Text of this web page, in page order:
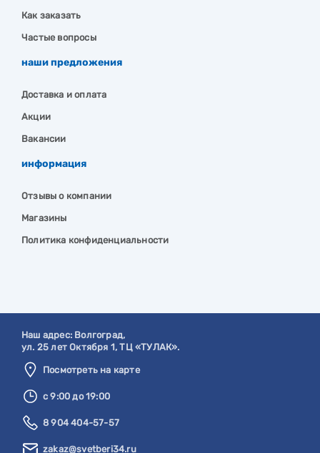
Как заказать
Частые вопросы
наши предложения
Доставка и оплата
Акции
Вакансии
информация
Отзывы о компании
Магазины
Политика конфиденциальности
Наш адрес: Волгоград,
ул. 25 лет Октября 1, ТЦ «ТУЛАК».
Посмотреть на карте
с 9:00 до 19:00
8 904 404-57-57
zakaz@svetberi34.ru